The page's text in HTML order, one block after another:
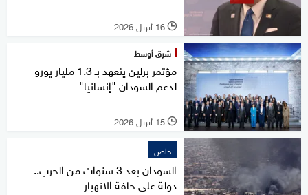
l 16 أبريل 2026
شرق أوسط
مؤتمر برلين يتعهد بـ 1.3 مليار يورو
لدعم السودان "إنسانيا"
l 15 أبريل 2026
خاص
السودان بعد 3 سنوات من الحرب..
دولة على حافة الانهيار